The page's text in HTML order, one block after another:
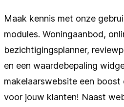
Maak kennis met onze
modules. Woningaanbod,
bezichtigingsplanner,
en een waardebepaling
makelaarswebsite een
voor jouw klanten! Naast